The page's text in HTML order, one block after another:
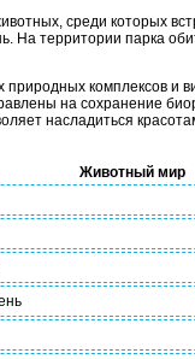
среди которых
На территории парка
комплексов и
на сохранение
насладиться
Животный мир